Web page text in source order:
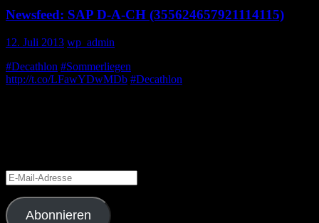
Newsfeed: SAP D-A-CH (355624657921114115)
12. Juli 2013 wp_admin
#Decathlon #Sommerliegen
http://t.co/LFawYDwMDb #Decathlon
E-
Mail-
Adresse
Abonnieren